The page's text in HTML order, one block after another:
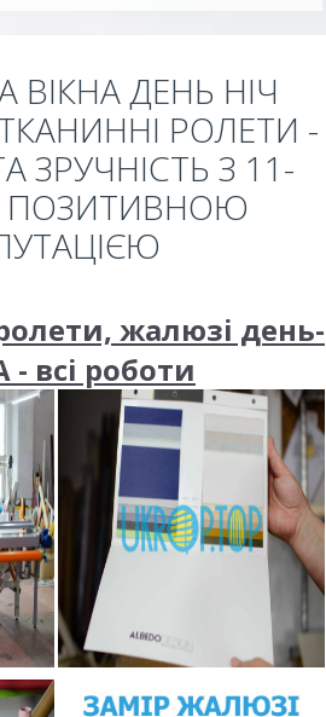
ВІКНА ДЕНЬ НІЧ
РОЛЕТИ -
ЗРУЧНІСТЬ З 11-
ПОЗИТИВНОЮ
жалюзі день-
всі роботи